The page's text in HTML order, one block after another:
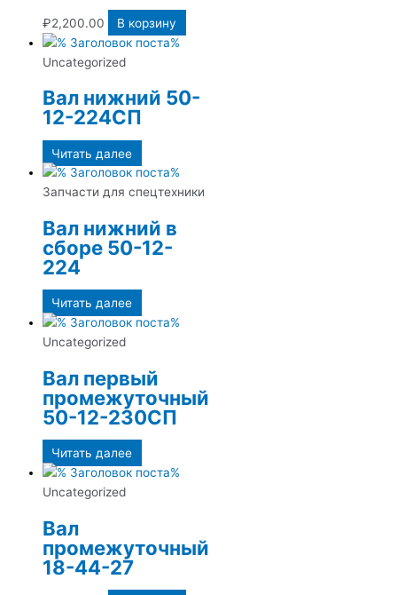
₽2,200.00 В корзину
Uncategorized
Вал нижний 50-
12-224СП
Читать далее
Запчасти для спецтехники
Вал нижний в
сборе 50-12-
224
Читать далее
Uncategorized
Вал первый
промежуточный
50-12-230СП
Читать далее
Uncategorized
Вал
промежуточный
18-44-27